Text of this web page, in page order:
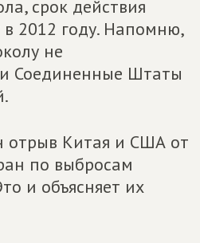
срок действия
в 2012 году. Напомню,
не
Соединенные Штаты
отрыв Китая и США от
по выбросам
и объясняет их